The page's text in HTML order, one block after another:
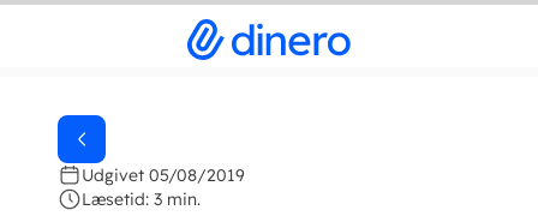
Udgivet 05/08/2019
Læsetid: 3 min.